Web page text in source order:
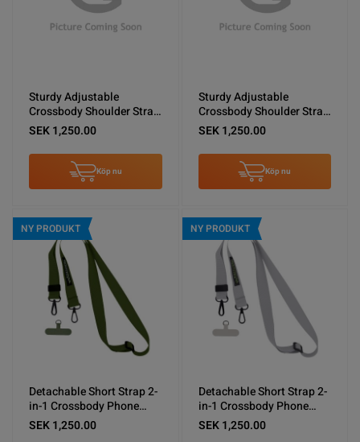
Sturdy Adjustable
Crossbody Shoulder Strap
for Phones -Vintage White
SEK 1,250.00
Köp nu
Sturdy Adjustable
Crossbody Shoulder Strap
for Phones -Black
SEK 1,250.00
Köp nu
NY PRODUKT
Detachable Short Strap 2-
in-1 Crossbody Phone
Shoulder Lanyard Army
SEK 1,250.00
NY PRODUKT
Detachable Short Strap 2-
in-1 Crossbody Phone
Shoulder Lanyard Gray
SEK 1,250.00